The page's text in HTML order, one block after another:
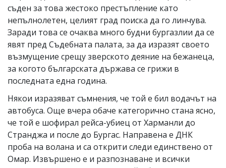
съден за това жестоко престъпление като
непълнолетен, целият град поиска да го линчува.
Заради това се очаква много будни бургазлии да се
явят пред Съдебната палата, за да изразят своето
възмущение срещу зверското деяние на бежанеца,
за когото българската държава се грижи в
последната една година.
Някои изразяват съмнения, че той е бил водачът на
автобуса. Още вчера обаче категорично стана ясно,
че той е шофирал рейса-убиец от Харманли до
Странджа и после до Бургас. Направена е ДНК
проба на волана и са открити следи единствено от
Омар. Извършено е и разпознаване и всички